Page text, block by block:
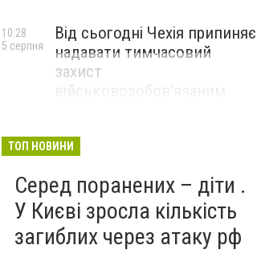
Від сьогодні Чехія припиняє
надавати тимчасовий
захист
військовозобов’язаним
10:28
5 серпня
ТОП НОВИНИ
Серед поранених – діти .
У Києві зросла кількість
загиблих через атаку рф